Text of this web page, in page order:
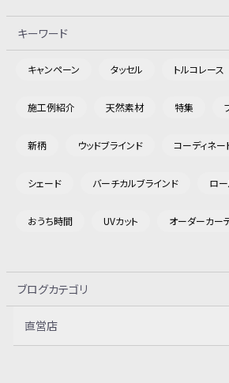
キーワード
キャンペーン タッセル トルコレース
施工例紹介 天然素材 特集
新柄 ウッドブラインド コーディネー
シェード バーチカルブラインド ロ
おうち時間 UVカット オーダーカー
ブログカテゴリ
直営店